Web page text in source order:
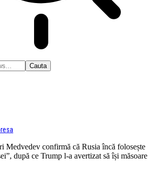
Medvedev confirmă că Rusia încă folosește
după ce Trump l-a avertizat să își măsoare